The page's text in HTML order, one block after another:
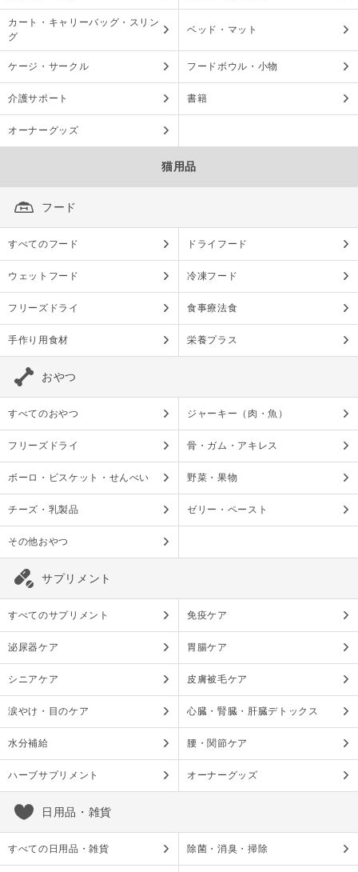
カート・キャリーバッグ・スリン
グ
ベッド・マット
ケージ・サークル フードボウル・小物
介護サポート 書籍
オーナーグッズ
猫用品
フード
すべてのフード ドライフード
ウェットフード 冷凍フード
フリーズドライ 食事療法食
手作り用食材 栄養プラス
おやつ
すべてのおやつ ジャーキー（肉・魚）
フリーズドライ 骨・ガム・アキレス
ボーロ・ビスケット・せんべい 野菜・果物
チーズ・乳製品 ゼリー・ペースト
その他おやつ
サプリメント
すべてのサプリメント 免疫ケア
泌尿器ケア 胃腸ケア
シニアケア 皮膚被毛ケア
涙やけ・目のケア 心臓・腎臓・肝臓デトックス
水分補給 腰・関節ケア
ハーブサプリメント オーナーグッズ
日用品・雑貨
すべての日用品・雑貨 除菌・消臭・掃除